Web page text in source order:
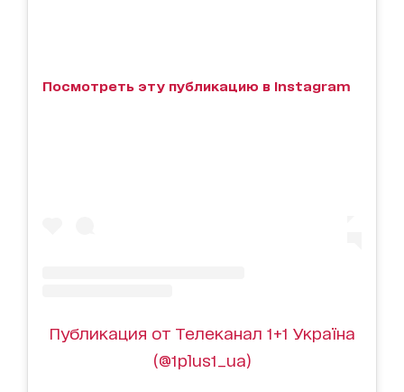
Посмотреть эту публикацию в Instagram
Публикация от Телеканал 1+1 Україна
(@1plus1_ua)